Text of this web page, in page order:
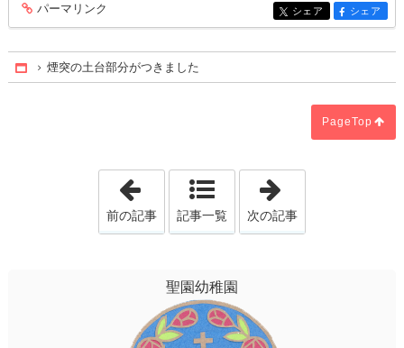
entry532
パーマリンク entry532
シェア entry532
シェア
Home
煙突の土台部分がつきました
PageTop
「説明会を延期します」
前の記事 記事一覧 次の記事
聖園幼稚園